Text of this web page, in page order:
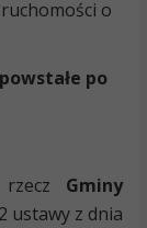
o
po
Gminy
ustawy z dnia